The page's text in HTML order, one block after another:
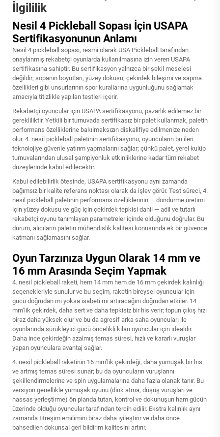
İlgililik
Nesil 4 Pickleball Sopası İçin USAPA
Sertifikasyonunun Anlamı
Nesil 4 pickleball sopası, resmi olarak USA Pickleball tarafından
onaylanmış rekabetçi oyunlarda kullanılmasına izin veren USAPA
sertifikasına sahiptir. Bu sertifikasyon yalnızca bir şekil meselesi
değildir; sopanın boyutları, yüzey dokusu, çekirdek bileşimi ve sapma
özellikleri gibi unsurlarının spor kurallarına uygunluğunu sağlamak
amacıyla titizlikle yapılan testleri içerir.
Rekabetçi oyuncular için USAPA sertifikasyonu, pazarlık edilemez bir
gerekliliktir. Yetkili bir turnuvada sertifikasız bir palet kullanmak, paletin
performans özelliklerine bakılmaksızın diskalifiye edilmenize neden
olur. 4. nesil pickleball paletinin sertifikasyonu, oyuncuların bu ileri
teknolojiye güvenle yatırım yapmalarını sağlar; çünkü palet, yerel kulüp
turnuvalarından ulusal şampiyonluk etkinliklerine kadar tüm rekabet
düzeylerinde kabul edilecektir.
Kabul edilebilirlik ötesinde, USAPA sertifikasyonu aynı zamanda
bağımsız bir kalite referans noktası olarak da işlev görür. Test süreci, 4.
nesil pickleball paletinin performans özelliklerinin — döndürme üretimi
için yüzey dokusu ve güç için çekirdek tepkisi dahil — adil ve tutarlı
rekabetçi oyunu tanımlayan parametreler içinde olduğunu doğrular. Bu
durum, alıcıların paletin mühendislik kalitesi konusunda ek bir güvence
katmanı sağlamasını sağlar.
Oyun Tarzınıza Uygun Olarak 14 mm ve
16 mm Arasında Seçim Yapmak
4. nesil pickleball raketi, hem 14 mm hem de 16 mm çekirdek kalınlığı
seçenekleriyle sunulur ve bu seçim, raketin bireysel oyuncular için
gücü doğrudan mı yoksa isabeti mi artıracağını doğrudan etkiler. 14
mm’lik çekirdek, daha sert ve daha tepkisiz bir his verir; topun çıkış hızı
biraz daha yüksek olur ve bu da agresif arka saha oyuncuları ile
oyunlarında sürükleyici gücü öncelikli kılan oyuncular için idealdir.
Daha ince çekirdeğin azalmış temas süresi, hızlı ve kararlı vuruşlar
yapan oyunculara avantaj sağlar.
4. nesil pickleball raketinin 16 mm’lik çekirdeği, daha yumuşak bir his
ve artmış temas süresi sunar; bu da oyuncuların vuruşlarını
şekillendirmelerine ve spin uygulamalarına daha fazla olanak tanır. Bu
versiyon genellikle yumuşak oyunu (dink atma, düşüş vuruşları ve
hassas yerleştirme) ön planda tutan, kontrol ve dokunuşun ham gücün
üzerinde olduğu oyuncular tarafından tercih edilir. Ekstra kalınlık aynı
zamanda titreşim emilimini biraz daha iyileştirir ve daha önce
bahsedilen dokunsal geri bildirim kalitesini artırır.